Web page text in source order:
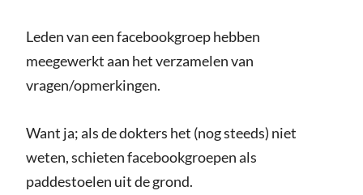
Leden van een facebookgroep hebben
meegewerkt aan het verzamelen van
vragen/opmerkingen.
Want ja; als de dokters het (nog steeds) niet
weten, schieten facebookgroepen als
paddestoelen uit de grond.